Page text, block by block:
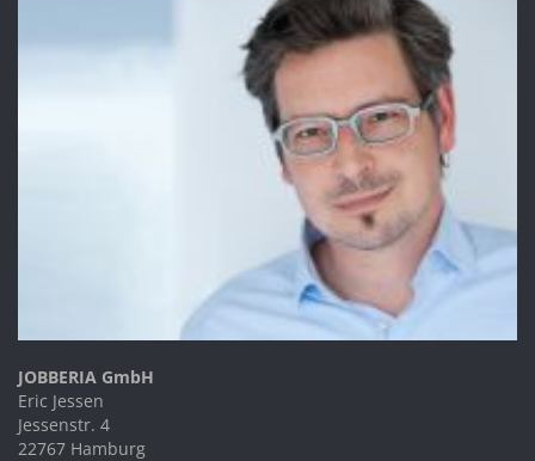
JOBBERIA GmbH
Eric Jessen
Jessenstr. 4
22767 Hamburg